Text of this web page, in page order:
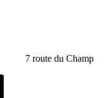
7 route du Champ